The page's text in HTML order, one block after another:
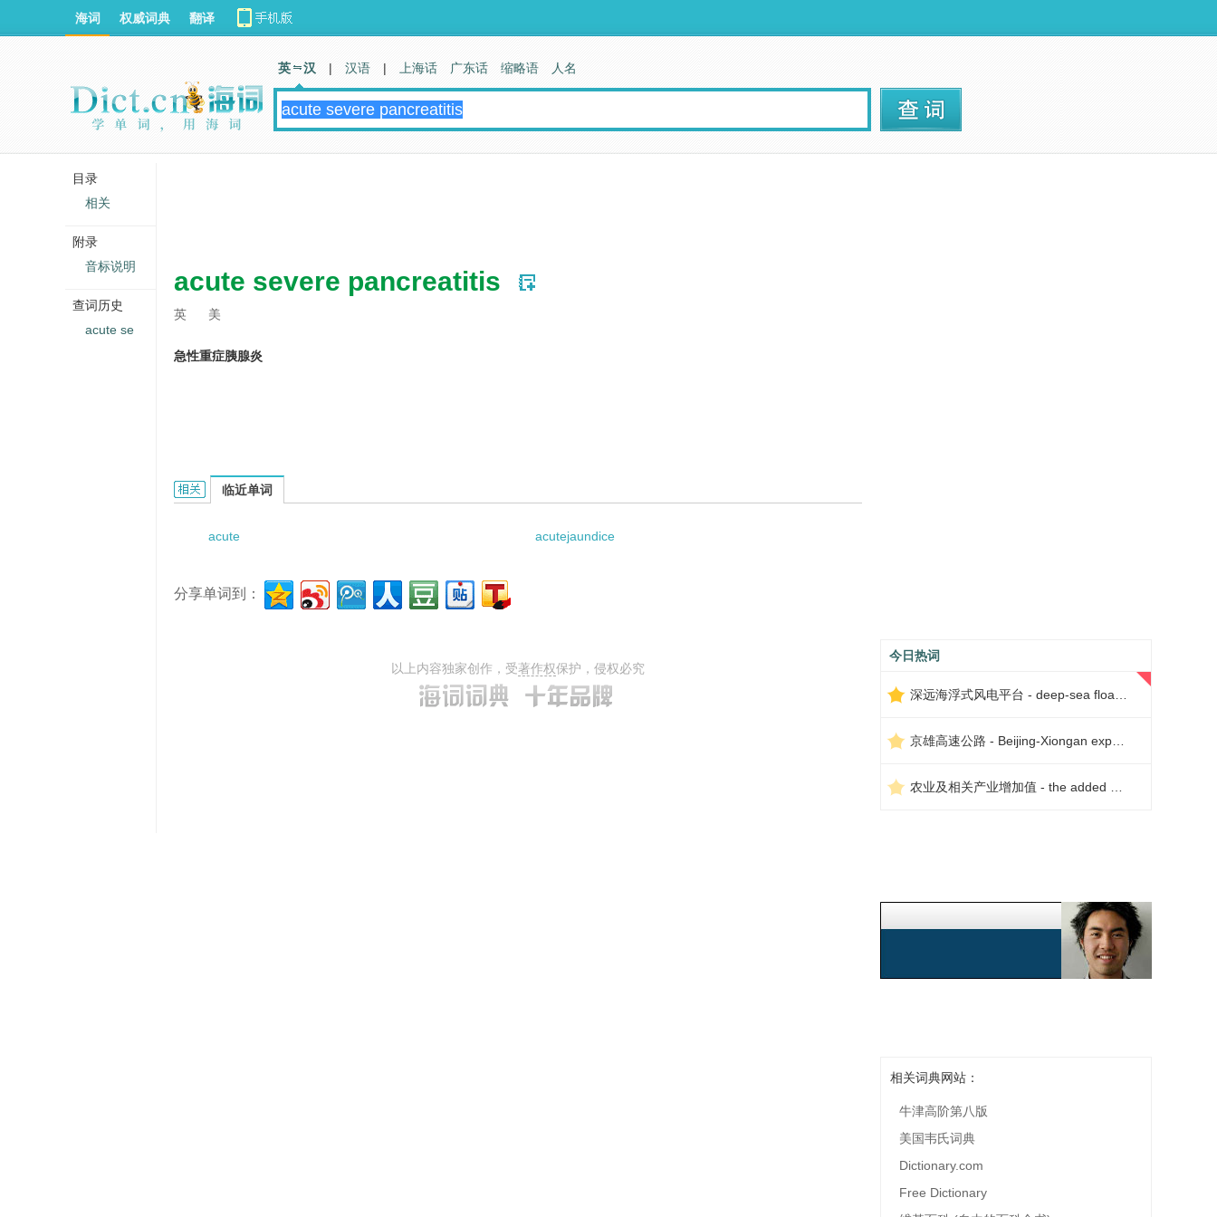
acute severe pancreatitis
英 美
急性重症胰腺炎
Acute severe pancreatitis的相关资料：
临近单词
acute acutejaundice
分享单词到：
以上内容独家创作，受著作权保护，侵权必究
今日热词
相关词典网站：
牛津高阶第八版
美国韦氏词典
Dictionary.com
Free Dictionary
海词 权威词典 翻译
英 汉 | 汉语 | 上海话 广东话 缩略语 人名
目录
相关
附录
音标说明
查词历史
acute se